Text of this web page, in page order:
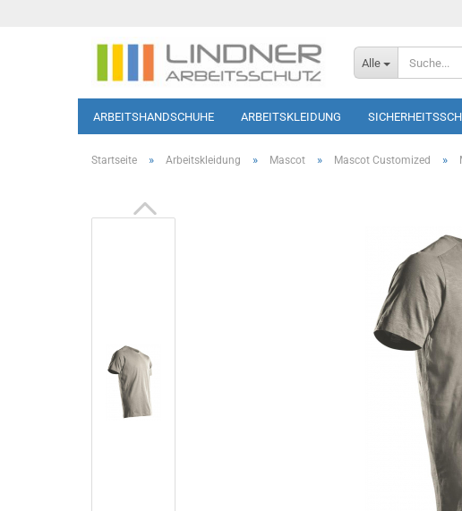
Alle
ARBEITSHANDSCHUHE ARBEITSKLEIDUNG
SOFTSHELL-JACKEN HAUTSCHUTZ T-SHIRTS/POLOS
Startseite » Arbeitskleidung » Mascot » Mascot Customized »